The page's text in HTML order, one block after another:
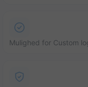
Mulighed for Custom